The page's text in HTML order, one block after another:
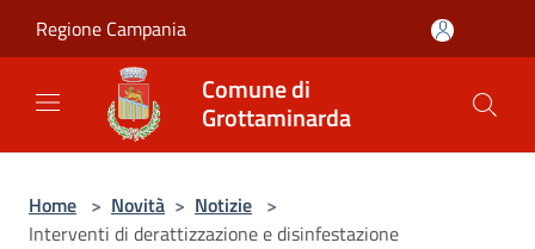
Regione Campania
Comune di
Grottaminarda
Home > Novità > Notizie >
Interventi di derattizzazione e disinfestazione